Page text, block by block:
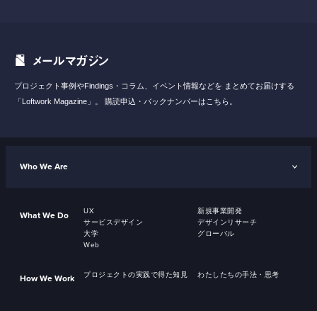
メールマガジン
プロジェクト事例やFindings・コラム、イベント情報などを まとめてお届けする
「Loftwork Magazine」。
購読申込・バックナンバーはこちら。
Who We Are
What We Do UX
新規事業開発
サービスデザイン
デザインリサーチ
大学
グローバル
Web
How We Work プロジェクトの実践で得た知見 わたしたちの手法・思考